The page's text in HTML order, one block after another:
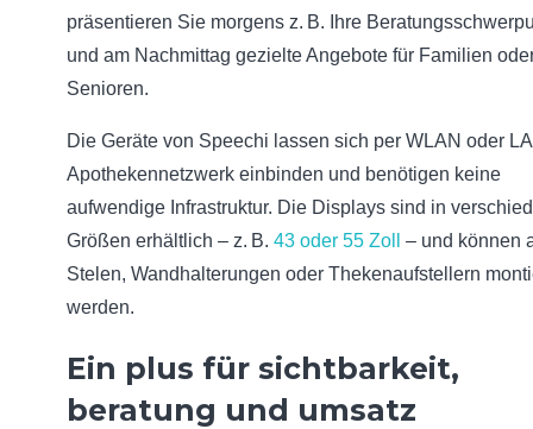
präsentieren Sie morgens z. B. Ihre
und am Nachmittag gezielte Angebote für Familien
Senioren.
Die Geräte von Speechi lassen sich per WLAN oder
Apothekennetzwerk einbinden und benötigen keine
aufwendige Infrastruktur. Die Displays sind in
Größen erhältlich – z. B. 43 oder 55 Zoll
– und können
Stelen, Wandhalterungen oder Thekenaufstellern
werden.
Ein plus für sichtbarkeit,
beratung und umsatz